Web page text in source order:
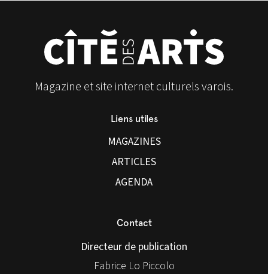
Magazine et site internet culturels varois.
Liens utiles
MAGAZINES
ARTICLES
AGENDA
Contact
Directeur de publication
Fabrice Lo Piccolo